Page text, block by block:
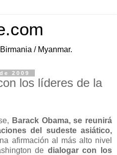
/ Myanmar.
2009
los líderes de la
Barack Obama, se reunirá
del sudeste asiático,
afirmación al más alto nivel
de dialogar con los